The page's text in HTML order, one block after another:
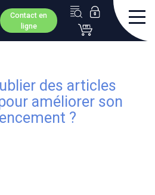
Contact en
ligne
des articles
améliorer son
?